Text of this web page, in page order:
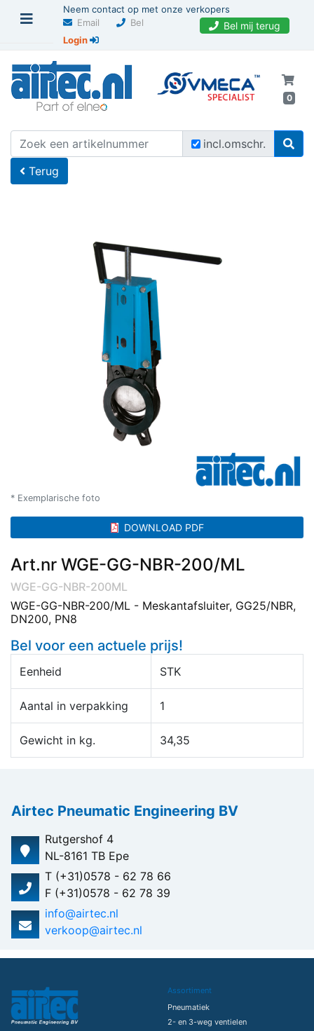
Neem contact op met onze verkopers
Email
Bel Bel mij terug
Login
0
incl.omschr.
U bevindt zich hier Home
Terug
* Exemplarische foto
DOWNLOAD PDF
Art.nr WGE-GG-NBR-200/ML
WGE-GG-NBR-200ML
WGE-GG-NBR-200/ML - Meskantafsluiter, GG25/NBR,
DN200, PN8
Bel voor een actuele prijs!
Eenheid STK
Aantal in verpakking 1
Gewicht in kg. 34,35
Airtec Pneumatic Engineering BV
Rutgershof 4
NL-8161 TB Epe
T (+31)0578 - 62 78 66
F (+31)0578 - 62 78 39
info@airtec.nl
verkoop@airtec.nl
Assortiment
Pneumatiek
2- en 3-weg ventielen